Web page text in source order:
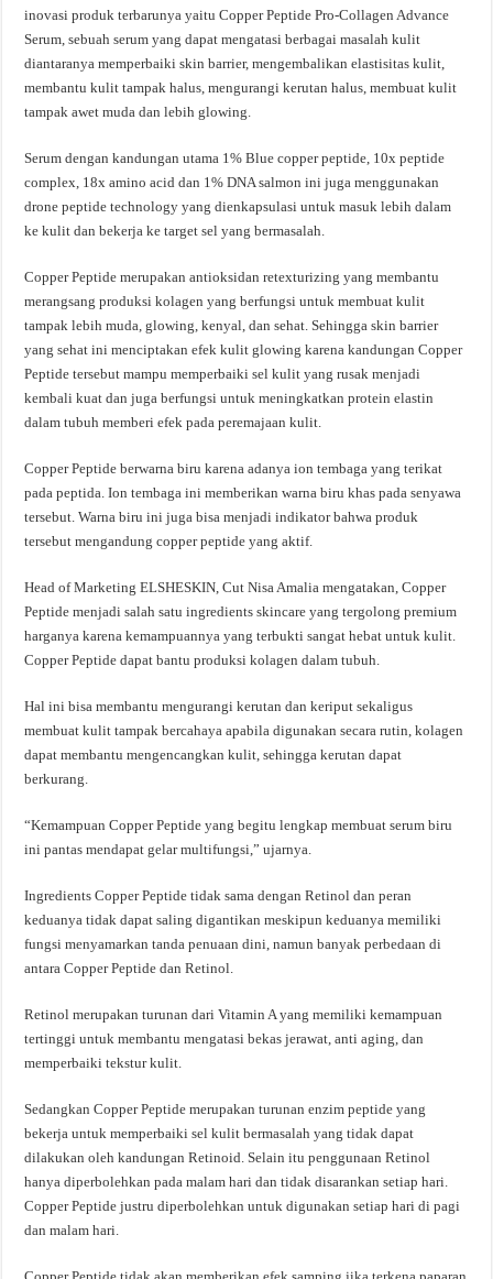
inovasi produk terbarunya yaitu Copper Peptide Pro-Collagen Advance
Serum, sebuah serum yang dapat mengatasi berbagai masalah kulit
diantaranya memperbaiki skin barrier, mengembalikan elastisitas kulit,
membantu kulit tampak halus, mengurangi kerutan halus, membuat kulit
tampak awet muda dan lebih glowing.
Serum dengan kandungan utama 1% Blue copper peptide, 10x peptide
complex, 18x amino acid dan 1% DNA salmon ini juga menggunakan
drone peptide technology yang dienkapsulasi untuk masuk lebih dalam
ke kulit dan bekerja ke target sel yang bermasalah.
Copper Peptide merupakan antioksidan retexturizing yang membantu
merangsang produksi kolagen yang berfungsi untuk membuat kulit
tampak lebih muda, glowing, kenyal, dan sehat. Sehingga skin barrier
yang sehat ini menciptakan efek kulit glowing karena kandungan Copper
Peptide tersebut mampu memperbaiki sel kulit yang rusak menjadi
kembali kuat dan juga berfungsi untuk meningkatkan protein elastin
dalam tubuh memberi efek pada peremajaan kulit.
Copper Peptide berwarna biru karena adanya ion tembaga yang terikat
pada peptida. Ion tembaga ini memberikan warna biru khas pada senyawa
tersebut. Warna biru ini juga bisa menjadi indikator bahwa produk
tersebut mengandung copper peptide yang aktif.
Head of Marketing ELSHESKIN, Cut Nisa Amalia mengatakan, Copper
Peptide menjadi salah satu ingredients skincare yang tergolong premium
harganya karena kemampuannya yang terbukti sangat hebat untuk kulit.
Copper Peptide dapat bantu produksi kolagen dalam tubuh.
Hal ini bisa membantu mengurangi kerutan dan keriput sekaligus
membuat kulit tampak bercahaya apabila digunakan secara rutin, kolagen
dapat membantu mengencangkan kulit, sehingga kerutan dapat
berkurang.
“Kemampuan Copper Peptide yang begitu lengkap membuat serum biru
ini pantas mendapat gelar multifungsi,” ujarnya.
Ingredients Copper Peptide tidak sama dengan Retinol dan peran
keduanya tidak dapat saling digantikan meskipun keduanya memiliki
fungsi menyamarkan tanda penuaan dini, namun banyak perbedaan di
antara Copper Peptide dan Retinol.
Retinol merupakan turunan dari Vitamin A yang memiliki kemampuan
tertinggi untuk membantu mengatasi bekas jerawat, anti aging, dan
memperbaiki tekstur kulit.
Sedangkan Copper Peptide merupakan turunan enzim peptide yang
bekerja untuk memperbaiki sel kulit bermasalah yang tidak dapat
dilakukan oleh kandungan Retinoid. Selain itu penggunaan Retinol
hanya diperbolehkan pada malam hari dan tidak disarankan setiap hari.
Copper Peptide justru diperbolehkan untuk digunakan setiap hari di pagi
dan malam hari.